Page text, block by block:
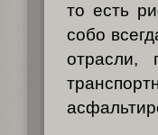
то есть
собо
отрасли,